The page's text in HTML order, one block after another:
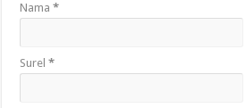
Nama*
Surel*